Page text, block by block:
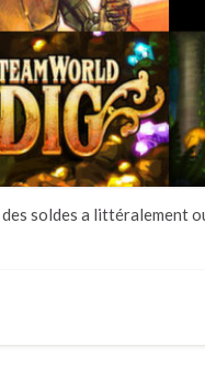
des soldes a littéralement